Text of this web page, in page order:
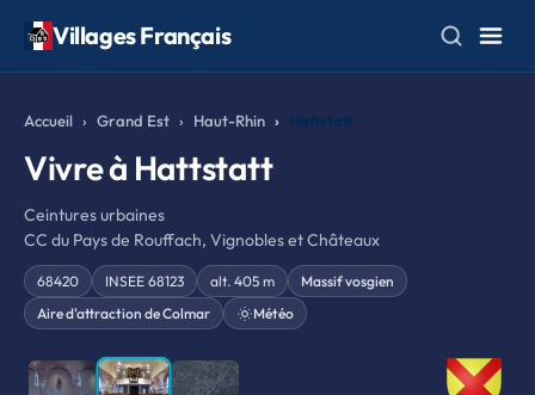
Villages Français
Accueil Grand Est Haut-Rhin Hattstatt
Vivre à Hattstatt
Ceintures urbaines
CC du Pays de Rouffach, Vignobles et Châteaux
68420 INSEE 68123 alt. 405 m
Massif vosgien
Aire d'attraction de Colmar
Météo